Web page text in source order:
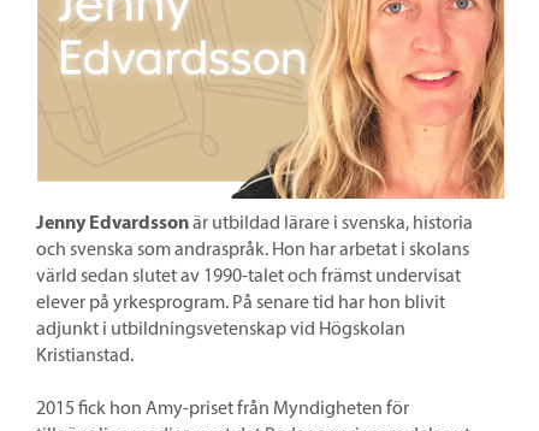
Jenny Edvardssonär utbildad lärare i svenska, historia
och svenska som andraspråk. Hon har arbetat i skolans
värld sedan slutet av 1990-talet och främst undervisat
elever på yrkesprogram. På senare tid har hon blivit
adjunkt i utbildningsvetenskap vid Högskolan
Kristianstad.
2015 fick hon Amy-priset från Myndigheten för